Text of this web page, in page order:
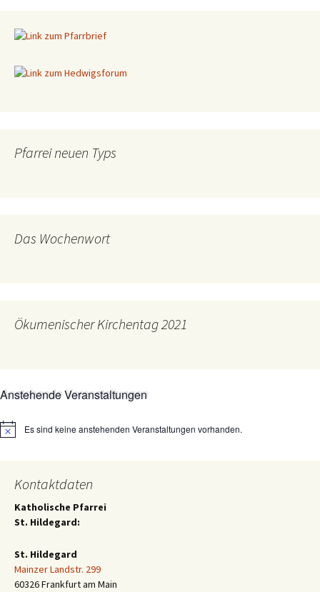
Pfarrei neuen Typs
Das Wochenwort
Ökumenischer Kirchentag 2021
Anstehende Veranstaltungen
HinweisEs sind keine anstehenden Veranstaltungen vorhanden.
Kontaktdaten
Katholische Pfarrei
St. Hildegard:
St. Hildegard
Mainzer Landstr. 299
60326 Frankfurt am Main